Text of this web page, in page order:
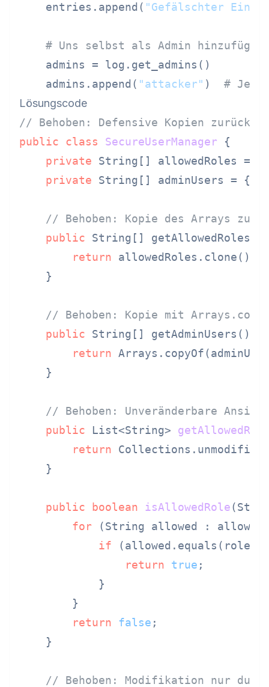
    entries.append(
"Gefälschter
# Uns selbst als Admin hinzufügen
    admins = log.get_admins()
    admins.append(
"attacker" ) #
Lösungscode
// Behoben: Defensive Kopien
public
class SecureUserManager {
private String[] allowedRoles = {
private String[] adminUsers = {
// Behoben: Kopie des Arrays
public String[]
return
    }
// Behoben: Kopie mit
public String[] getAdminUsers() {
return
    }
// Behoben: Unveränderbare
public List<String>
return
    }
public boolean isAllowedRole
for (String allowed :
if
return
true ;
            }
        }
return
false ;
    }
// Behoben: Modifikation nur